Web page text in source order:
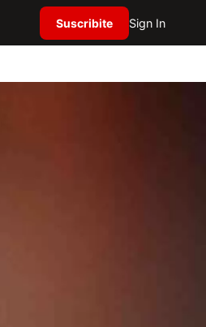
Suscribite Sign In